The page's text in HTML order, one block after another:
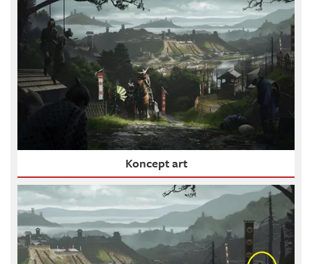
Koncept art